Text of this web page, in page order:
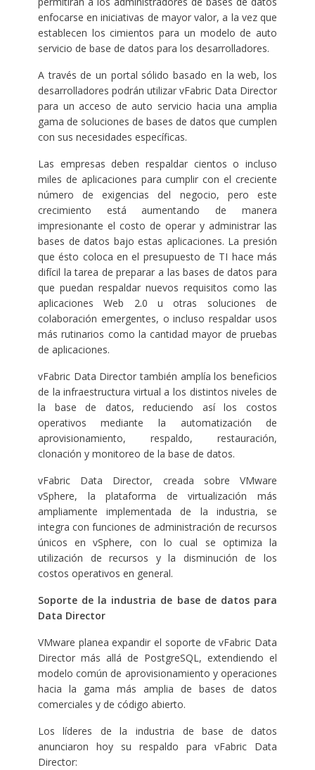
enfocarse en iniciativas de mayor valor, a la vez que
establecen los cimientos para un modelo de auto
servicio de base de datos para los desarrolladores.
A través de un portal sólido basado en la web, los
desarrolladores podrán utilizar vFabric Data Director
para un acceso de auto servicio hacia una amplia
gama de soluciones de bases de datos que cumplen
con sus necesidades específicas.
Las empresas deben respaldar cientos o incluso
miles de aplicaciones para cumplir con el creciente
número de exigencias del negocio, pero este
crecimiento está aumentando de manera
impresionante el costo de operar y administrar las
bases de datos bajo estas aplicaciones. La presión
que ésto coloca en el presupuesto de TI hace más
difícil la tarea de preparar a las bases de datos para
que puedan respaldar nuevos requisitos como las
aplicaciones Web 2.0 u otras soluciones de
colaboración emergentes, o incluso respaldar usos
más rutinarios como la cantidad mayor de pruebas
de aplicaciones.
vFabric Data Director también amplía los beneficios
de la infraestructura virtual a los distintos niveles de
la base de datos, reduciendo así los costos
operativos mediante la automatización de
aprovisionamiento, respaldo, restauración,
clonación y monitoreo de la base de datos.
vFabric Data Director, creada sobre VMware
vSphere, la plataforma de virtualización más
ampliamente implementada de la industria, se
integra con funciones de administración de recursos
únicos en vSphere, con lo cual se optimiza la
utilización de recursos y la disminución de los
costos operativos en general.
Soporte de la industria de base de datos para
Data Director
VMware planea expandir el soporte de vFabric Data
Director más allá de PostgreSQL, extendiendo el
modelo común de aprovisionamiento y operaciones
hacia la gama más amplia de bases de datos
comerciales y de código abierto.
Los líderes de la industria de base de datos
anunciaron hoy su respaldo para vFabric Data
Director: